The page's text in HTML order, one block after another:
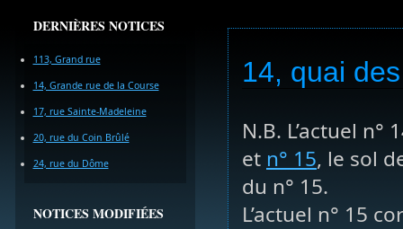
DERNIÈRES NOTICES
113, Grand rue
14, Grande rue de la Course
17, rue Sainte-Madeleine
20, rue du Coin Brûlé
24, rue du Dôme
NOTICES MODIFIÉES
14, quai
N.B. L’actuel
et n° 15, le sol
du n° 15.
L’actuel n° 15